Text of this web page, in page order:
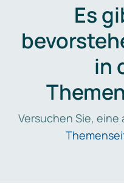
Es
in
Versuchen Sie,